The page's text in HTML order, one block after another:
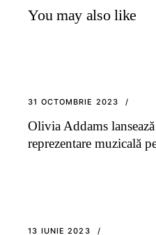
You may also like
31 OCTOMBRIE 2023
Olivia Addams
reprezentare muzicală
13 IUNIE 2023